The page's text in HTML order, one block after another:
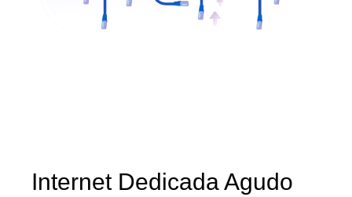
Internet Dedicada Agudo